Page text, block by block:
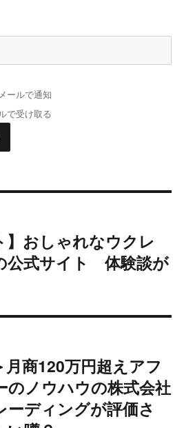
ールで通知
で受け取る
】おしゃれなウクレ
公式サイト 体験談が
月商120万円超えアフ
のノウハウの株式会社
ーディングが評価さ